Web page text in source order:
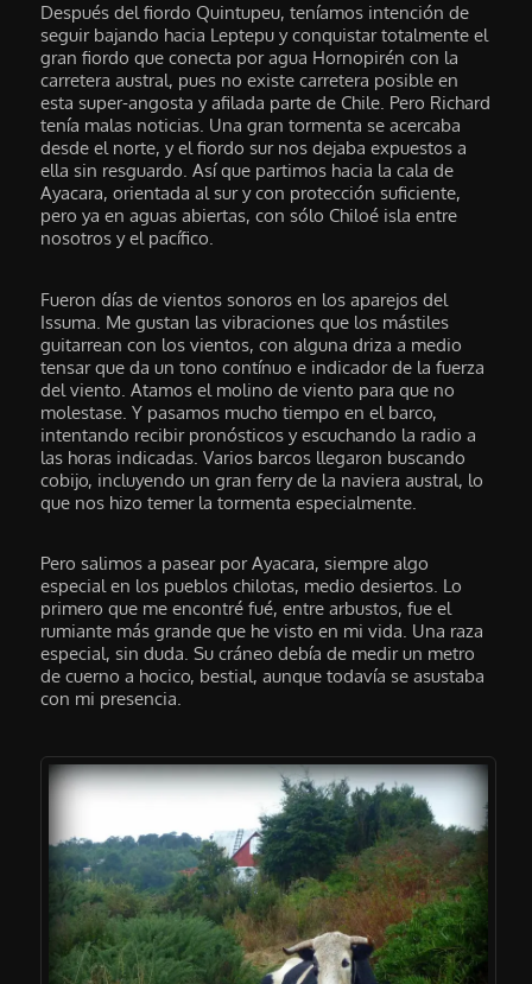
Después del fiordo Quintupeu, teníamos intención de
seguir bajando hacia Leptepu y conquistar totalmente el
gran fiordo que conecta por agua Hornopirén con la
carretera austral, pues no existe carretera posible en
esta super-angosta y afilada parte de Chile. Pero Richard
tenía malas noticias. Una gran tormenta se acercaba
desde el norte, y el fiordo sur nos dejaba expuestos a
ella sin resguardo. Así que partimos hacia la cala de
Ayacara, orientada al sur y con protección suficiente,
pero ya en aguas abiertas, con sólo Chiloé isla entre
nosotros y el pacífico.
Fueron días de vientos sonoros en los aparejos del
Issuma. Me gustan las vibraciones que los mástiles
guitarrean con los vientos, con alguna driza a medio
tensar que da un tono contínuo e indicador de la fuerza
del viento. Atamos el molino de viento para que no
molestase. Y pasamos mucho tiempo en el barco,
intentando recibir pronósticos y escuchando la radio a
las horas indicadas. Varios barcos llegaron buscando
cobijo, incluyendo un gran ferry de la naviera austral, lo
que nos hizo temer la tormenta especialmente.
Pero salimos a pasear por Ayacara, siempre algo
especial en los pueblos chilotas, medio desiertos. Lo
primero que me encontré fué, entre arbustos, fue el
rumiante más grande que he visto en mi vida. Una raza
especial, sin duda. Su cráneo debía de medir un metro
de cuerno a hocico, bestial, aunque todavía se asustaba
con mi presencia.